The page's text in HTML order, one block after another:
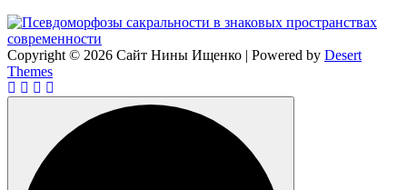
Copyright © 2026 Сайт Нины Ищенко | Powered by Desert
Themes